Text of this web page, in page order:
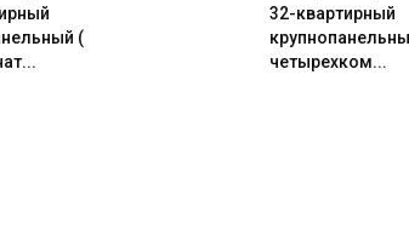
(
32-квартирный
четырехком...